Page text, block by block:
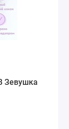
Зевушка